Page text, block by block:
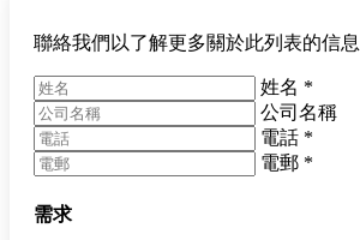
聯絡我們以了解更多關於此列表的信息
姓名 *
公司名稱
電話 *
電郵 *
需求